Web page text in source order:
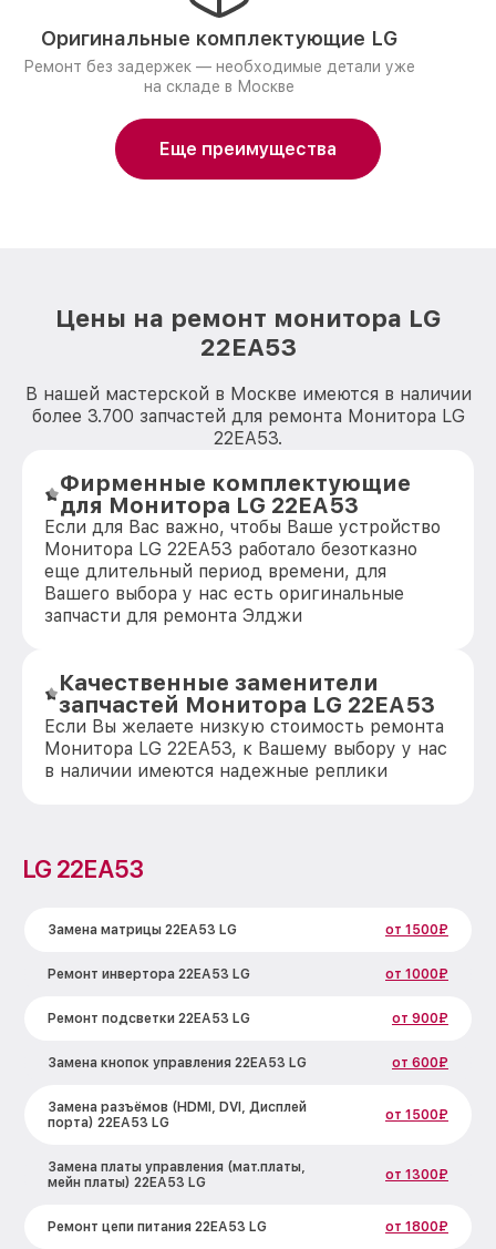
Оригинальные комплектующие LG
Ремонт без задержек — необходимые детали уже
на складе в Москве
Еще преимущества
Цены на ремонт монитора LG
22EA53
В нашей мастерской в Москве имеются в наличии
более 3.700 запчастей для ремонта Монитора LG
22EA53.
Фирменные комплектующие
для Монитора LG 22EA53
Если для Вас важно, чтобы Ваше устройство
Монитора LG 22EA53 работало безотказно
еще длительный период времени, для
Вашего выбора у нас есть оригинальные
запчасти для ремонта Элджи
Качественные заменители
запчастей Монитора LG 22EA53
Если Вы желаете низкую стоимость ремонта
Монитора LG 22EA53, к Вашему выбору у нас
в наличии имеются надежные реплики
LG 22EA53
Замена матрицы 22EA53 LG от 1500₽
Ремонт инвертора 22EA53 LG от 1000₽
Ремонт подсветки 22EA53 LG от 900₽
Замена кнопок управления 22EA53 LG от 600₽
Замена разъёмов (HDMI, DVI, Дисплей
порта) 22EA53 LG
от 1500₽
Замена платы управления (мат.платы,
мейн платы) 22EA53 LG
от 1300₽
Ремонт цепи питания 22EA53 LG от 1800₽